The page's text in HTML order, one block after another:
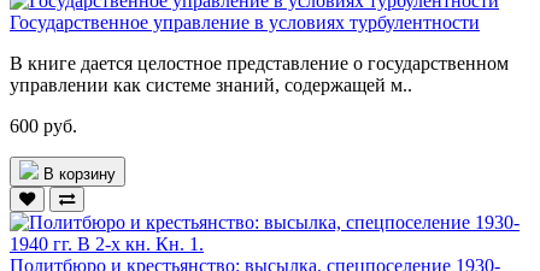
Государственное управление в условиях турбулентности
В книге дается целостное представление о государственном
управлении как системе знаний, содержащей м..
600 руб.
В корзину
Политбюро и крестьянство: высылка, спецпоселение 1930-